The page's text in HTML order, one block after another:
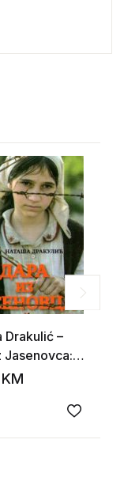
Drakulić –
Jasenovca:
našoj
KM
Add to